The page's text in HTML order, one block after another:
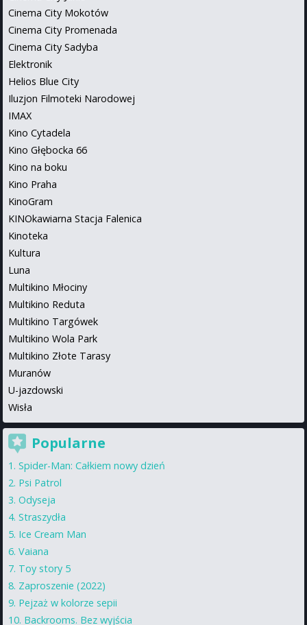
Cinema City Mokotów
Cinema City Promenada
Cinema City Sadyba
Elektronik
Helios Blue City
Iluzjon Filmoteki Narodowej
IMAX
Kino Cytadela
Kino Głębocka 66
Kino na boku
Kino Praha
KinoGram
KINOkawiarna Stacja Falenica
Kinoteka
Kultura
Luna
Multikino Młociny
Multikino Reduta
Multikino Targówek
Multikino Wola Park
Multikino Złote Tarasy
Muranów
U-jazdowski
Wisła
Popularne
Spider-Man: Całkiem nowy dzień
Psi Patrol
Odyseja
Straszydła
Ice Cream Man
Vaiana
Toy story 5
Zaproszenie (2022)
Pejzaż w kolorze sepii
Backrooms. Bez wyjścia